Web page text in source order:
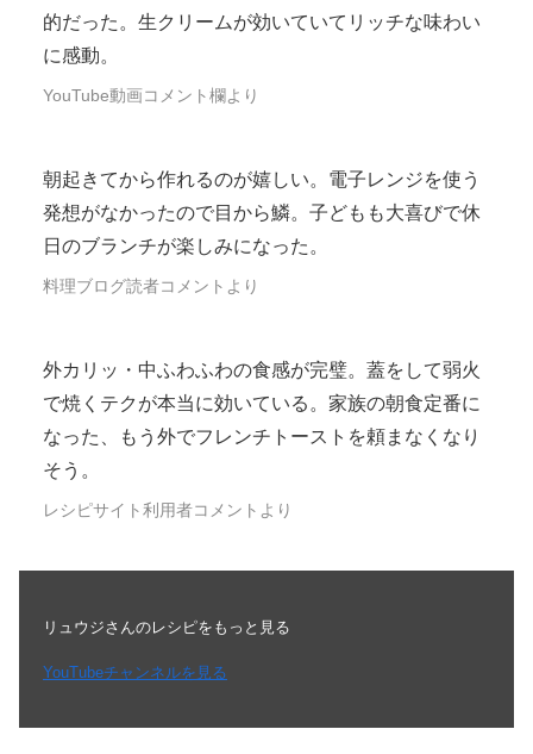
的だった。生クリームが効いていてリッチな味わい
に感動。
YouTube動画コメント欄より
朝起きてから作れるのが嬉しい。電子レンジを使う
発想がなかったので目から鱗。子どもも大喜びで休
日のブランチが楽しみになった。
料理ブログ読者コメントより
外カリッ・中ふわふわの食感が完璧。蓋をして弱火
で焼くテクが本当に効いている。家族の朝食定番に
なった、もう外でフレンチトーストを頼まなくなり
そう。
レシピサイト利用者コメントより
リュウジさんのレシピをもっと見る
YouTubeチャンネルを見る